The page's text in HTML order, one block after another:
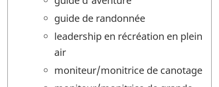
guide de randonnée
leadership en récréation en plein
air
moniteur/monitrice de canotage